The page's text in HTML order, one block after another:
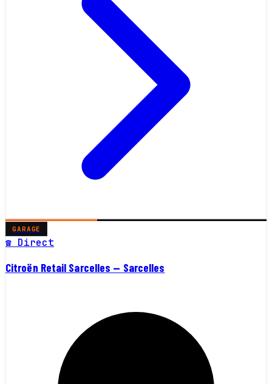
GARAGE
☎ Direct
Citroën Retail Sarcelles — Sarcelles